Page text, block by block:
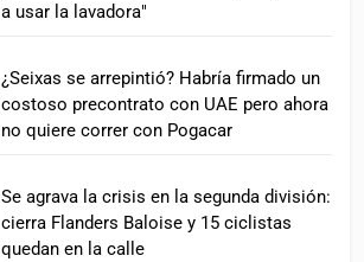
a usar la lavadora"
¿Seixas se arrepintió? Habría firmado un
costoso precontrato con UAE pero ahora
no quiere correr con Pogacar
Se agrava la crisis en la segunda división:
cierra Flanders Baloise y 15 ciclistas
quedan en la calle